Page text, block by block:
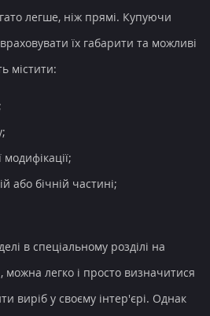
легше, ніж прямі. Купуючи
їх габарити та можливі
містити:
модифікації;
або бічній частині;
в спеціальному розділі на
можна легко і просто визначитися
виріб у своєму інтер'єрі. Однак